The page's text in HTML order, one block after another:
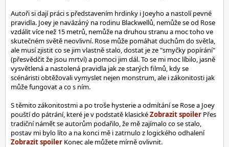
Autoři si dají práci s představením hrdinky i Joeyho a nastolí pevné
pravidla. Joey je navázáný na rodinu Blackwellů, nemůže se od Rose
vzdálit více než 15 metrů, nemůže na druhou stranu a moc toho ve
skutečném světě neovlivní. Rose může pomáhat duchům do světla,
ale musí zjistit co se jim vlastně stalo, dostat je ze "smyčky popírání"
(přesvědčit že jsou mrtví) a pomoci jim dál. To se mi moc líbilo, jasně
vysvětlená a nastolená pravidla jak ze starých filmů, kdy se
scénáristi obtěžovali vymyslet nejen monstrum, ale i zákonitosti jak
může fungovat a co s ním.
S těmito zákonitostmi a po troše hysterie a odmítání se Rose a Joey
pouští do pátrání, které je v podstatě klasické
Přes
tradiční námět se autorům podařilo, že mě zajímalo co se stalo,
postav mi bylo líto a na konci mě i zatrnulo z logického odhalení
Konec ale můžete mírně ovlivnit.